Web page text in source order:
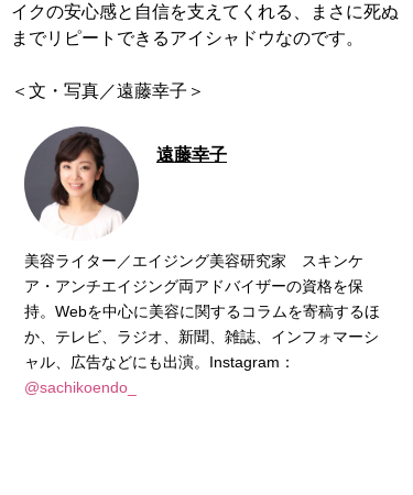
イクの安心感と自信を支えてくれる、まさに死ぬ
までリピートできるアイシャドウなのです。
＜文・写真／遠藤幸子＞
遠藤幸子
美容ライター／エイジング美容研究家 スキンケ
ア・アンチエイジング両アドバイザーの資格を保
持。Webを中心に美容に関するコラムを寄稿するほ
か、テレビ、ラジオ、新聞、雑誌、インフォマーシ
ャル、広告などにも出演。Instagram：
@sachikoendo_